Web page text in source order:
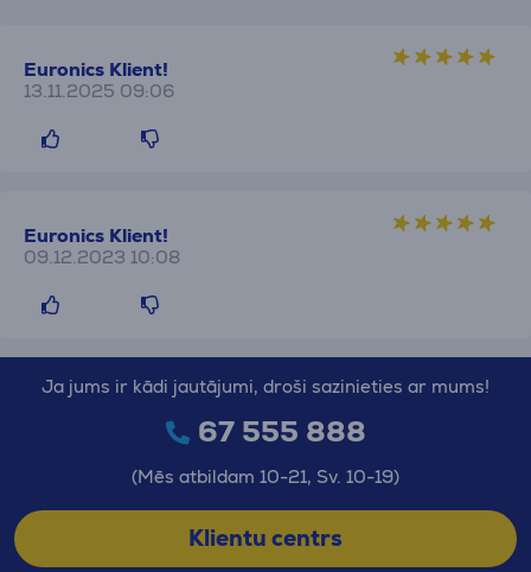
Euronics Klient!
13.11.2025 09:06
Euronics Klient!
09.12.2023 10:08
Ja jums ir kādi jautājumi, droši sazinieties ar mums!
67 555 888
(Mēs atbildam 10-21, Sv. 10-19)
Klientu centrs